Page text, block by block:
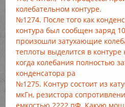
колебательном контуре.
№1274. После того как
контура был сообщен заряд
произошли затухающие
теплоты выделится в
когда колебания полностью
конденсатора ра
№1275. Контур состоит из
мкГн, резистора